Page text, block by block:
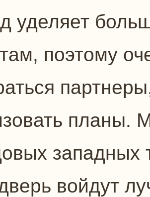
уделяет
поэтому
планы.
западных
войдут